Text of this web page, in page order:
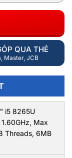
QUA THẺ
Master, JCB
i5 8265U
Max
Threads, 6MB